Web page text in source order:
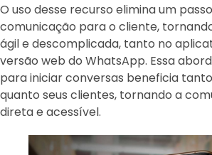
O uso desse recurso elimina um
comunicação para o cliente,
ágil e descomplicada, tanto no
versão web do WhatsApp. Essa
para iniciar conversas beneficia
quanto seus clientes, tornando a
direta e acessível.